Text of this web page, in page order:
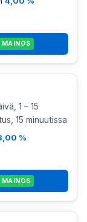
MAINOS
1 – 15
15 minuutissa
%
MAINOS